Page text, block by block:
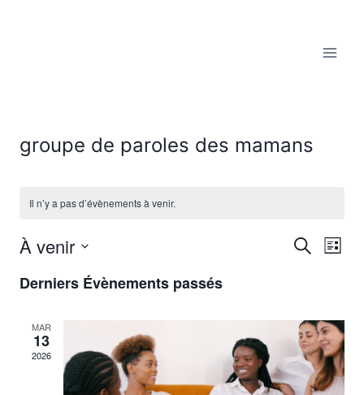
groupe de paroles des mamans
Il n’y a pas d’évènements à venir.
de
vues
Recherche
Liste
À venir
une
Derniers Évènements passés
MAR
13
2026